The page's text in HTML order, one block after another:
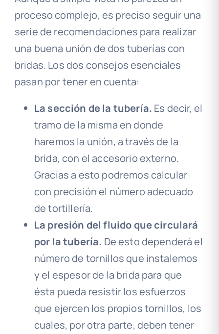
proceso complejo, es preciso seguir una
serie de recomendaciones para realizar
una buena unión de dos tuberías con
bridas. Los dos consejos esenciales
pasan por tener en cuenta:
La sección de la tubería. Es decir, el
tramo de la misma en donde
haremos la unión, a través de la
brida, con el accesorio externo.
Gracias a esto podremos calcular
con precisión el número adecuado
de tortillería.
La presión del fluido que circulará
por la tubería. De esto dependerá el
número de tornillos que instalemos
y el espesor de la brida para que
ésta pueda resistir los esfuerzos
que ejercen los propios tornillos, los
cuales, por otra parte, deben tener